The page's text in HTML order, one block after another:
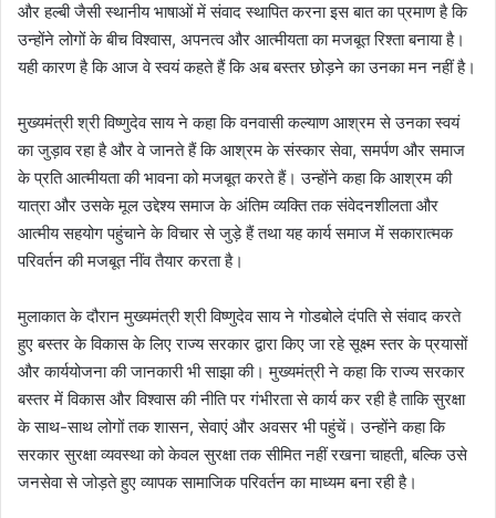
और हल्बी जैसी स्थानीय भाषाओं में संवाद स्थापित करना इस बात का प्रमाण है कि
उन्होंने लोगों के बीच विश्वास, अपनत्व और आत्मीयता का मजबूत रिश्ता बनाया है।
यही कारण है कि आज वे स्वयं कहते हैं कि अब बस्तर छोड़ने का उनका मन नहीं है।
मुख्यमंत्री श्री विष्णुदेव साय ने कहा कि वनवासी कल्याण आश्रम से उनका स्वयं
का जुड़ाव रहा है और वे जानते हैं कि आश्रम के संस्कार सेवा, समर्पण और समाज
के प्रति आत्मीयता की भावना को मजबूत करते हैं। उन्होंने कहा कि आश्रम की
यात्रा और उसके मूल उद्देश्य समाज के अंतिम व्यक्ति तक संवेदनशीलता और
आत्मीय सहयोग पहुंचाने के विचार से जुड़े हैं तथा यह कार्य समाज में सकारात्मक
परिवर्तन की मजबूत नींव तैयार करता है।
मुलाकात के दौरान मुख्यमंत्री श्री विष्णुदेव साय ने गोडबोले दंपति से संवाद करते
हुए बस्तर के विकास के लिए राज्य सरकार द्वारा किए जा रहे सूक्ष्म स्तर के प्रयासों
और कार्ययोजना की जानकारी भी साझा की। मुख्यमंत्री ने कहा कि राज्य सरकार
बस्तर में विकास और विश्वास की नीति पर गंभीरता से कार्य कर रही है ताकि सुरक्षा
के साथ-साथ लोगों तक शासन, सेवाएं और अवसर भी पहुंचें। उन्होंने कहा कि
सरकार सुरक्षा व्यवस्था को केवल सुरक्षा तक सीमित नहीं रखना चाहती, बल्कि उसे
जनसेवा से जोड़ते हुए व्यापक सामाजिक परिवर्तन का माध्यम बना रही है।